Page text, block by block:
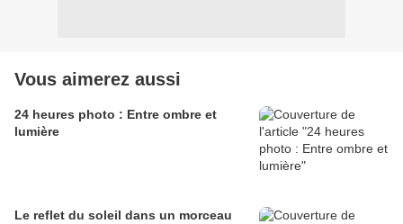
Vous aimerez aussi
24 heures photo : Entre ombre et
lumière
Le reflet du soleil dans un morceau